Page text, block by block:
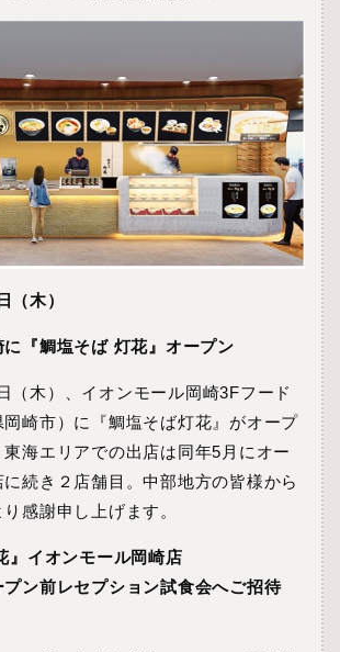
日（木）
『鯛塩そば 灯花』オープン
（木）、イオンモール岡崎3Fフード
岡崎市）に『鯛塩そば灯花』がオープ
東海エリアでの出店は同年5 月にオー
続き２店舗目。中部地方の皆様から
感謝申し上げます。
』イオンモール岡崎店
ン前レセプション試食会へご招待